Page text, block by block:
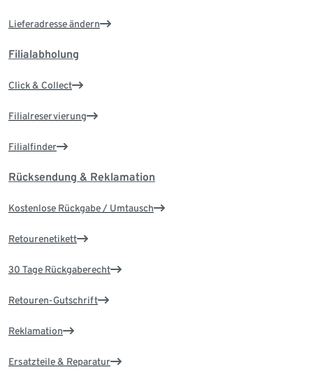
Lieferadresse ändern
Filialabholung
Click & Collect
Filialreservierung
Filialfinder
Rücksendung & Reklamation
Kostenlose Rückgabe / Umtausch
Retourenetikett
30 Tage Rückgaberecht
Retouren-Gutschrift
Reklamation
Ersatzteile & Reparatur